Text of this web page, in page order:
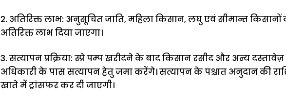
2. अतिरिक्त लाभ: अनुसूचित जाति, महिला किसान, लघु एवं सीमान्त
अतिरिक्त लाभ दिया जाएगा।
3. सत्यापन प्रक्रिया: स्प्रे पम्प खरीदने के बाद किसान रसीद और अन्य
अधिकारी के पास सत्यापन हेतु जमा करेंगे। सत्यापन के पश्चात अनुदान की
खाते में ट्रांसफर कर दी जाएगी।